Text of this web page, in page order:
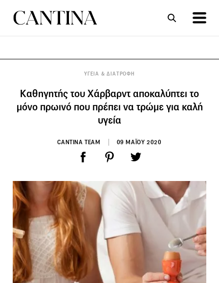
ΥΓΕΙΑ & ΔΙΑΤΡΟΦΗ
Kαθηγητής του Χάρβαρντ αποκαλύπτει το
μόνο πρωινό που πρέπει να τρώμε για καλή
υγεία
CANTINA TEAM 09 ΜΑΪΟΥ 2020